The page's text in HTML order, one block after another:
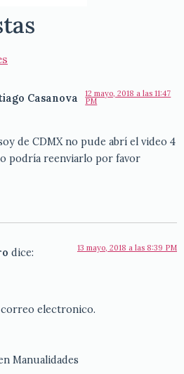
Casanova
12 mayo, 2018 a las 11:47
PM
de CDMX no pude abrí el video 4
podría reenviarlo por favor
dice: 13 mayo, 2018 a las 8:39 PM
correo electronico.
Manualidades